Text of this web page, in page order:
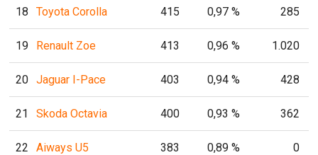
18 Toyota Corolla 415 0,97 % 285
19 Renault Zoe 413 0,96 % 1.020
20 Jaguar I-Pace 403 0,94 % 428
21 Skoda Octavia 400 0,93 % 362
22 Aiways U5 383 0,89 % 0